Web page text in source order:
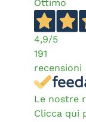
Ottimo
4,9/5
191
recensioni
Le nostre
Clicca qui